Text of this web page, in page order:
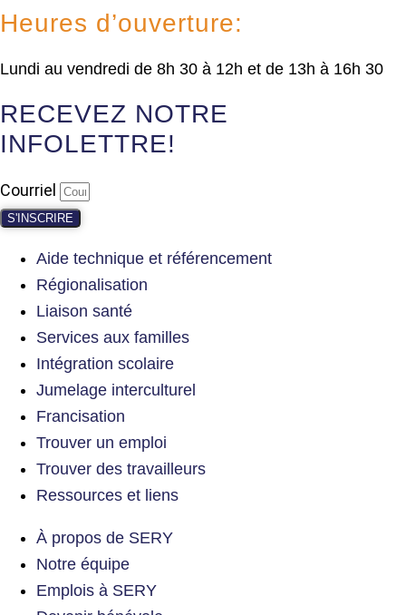
Heures d’ouverture:
Lundi au vendredi de 8h 30 à 12h et de 13h à 16h 30
RECEVEZ NOTRE
INFOLETTRE!
Courriel
S'INSCRIRE
Aide technique et référencement
Régionalisation
Liaison santé
Services aux familles
Intégration scolaire
Jumelage interculturel
Francisation
Trouver un emploi
Trouver des travailleurs
Ressources et liens
À propos de SERY
Notre équipe
Emplois à SERY